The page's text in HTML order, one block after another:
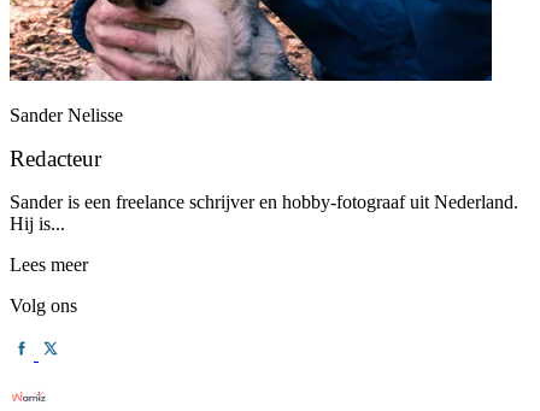
Sander Nelisse
Redacteur
Sander is een freelance schrijver en hobby-fotograaf uit Nederland.
Hij is...
Lees meer
Volg ons